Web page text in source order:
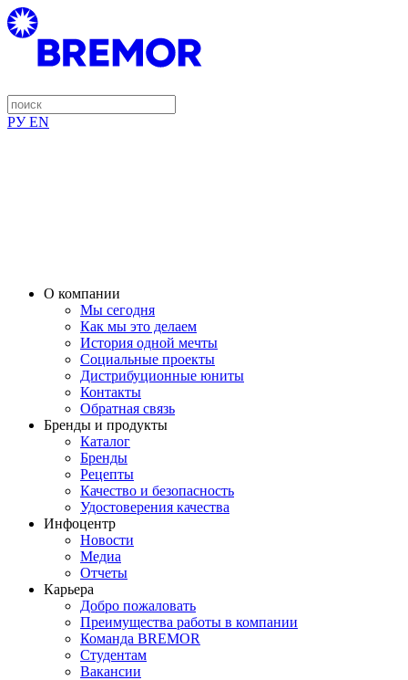
РУ EN
О компании
Мы сегодня
Как мы это делаем
История одной мечты
Социальные проекты
Дистрибуционные юниты
Контакты
Обратная связь
Бренды и продукты
Каталог
Бренды
Рецепты
Качество и безопасность
Удостоверения качества
Инфоцентр
Новости
Медиа
Отчеты
Карьера
Добро пожаловать
Преимущества работы в компании
Команда BREMOR
Студентам
Вакансии